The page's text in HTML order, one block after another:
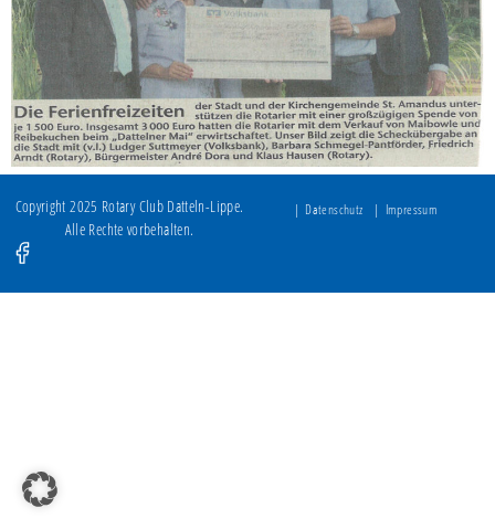
Copyright 2025 Rotary Club Datteln-Lippe.
Alle Rechte vorbehalten.
Datenschutz Impressum